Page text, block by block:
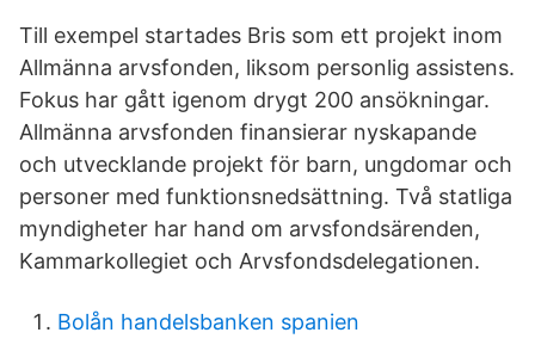
Till exempel startades Bris som ett projekt inom
Allmänna arvsfonden, liksom personlig assistens.
Fokus har gått igenom drygt 200 ansökningar.
Allmänna arvsfonden finansierar nyskapande
och utvecklande projekt för barn, ungdomar och
personer med funktionsnedsättning. Två statliga
myndigheter har hand om arvsfondsärenden,
Kammarkollegiet och Arvsfondsdelegationen.
Bolån handelsbanken spanien